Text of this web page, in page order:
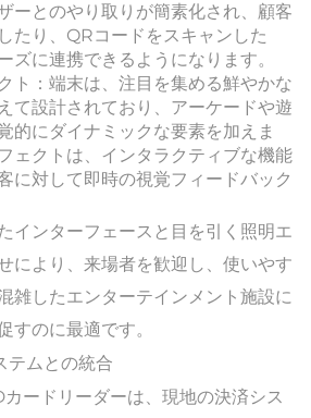
ーとのやり取りが簡素化され、顧客
たり、QRコードをスキャンした
ズに連携できるようになります。
ト：端末は、注目を集める鮮やかな
て設計されており、アーケードや遊
的にダイナミックな要素を加えま
ェクトは、インタラクティブな機能
に対して即時の視覚フィードバック
インターフェースと目を引く照明エ
により、来場者を歓迎し、使いやす
雑したエンターテインメント施設に
すのに最適です。
テムとの統合
ードリーダーは、現地の決済シス